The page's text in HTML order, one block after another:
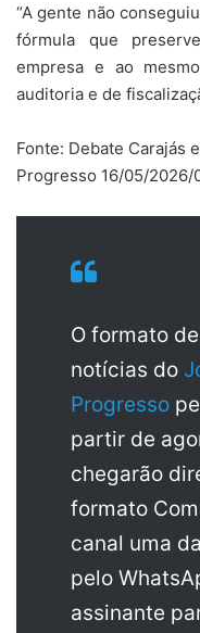
“A gente não
fórmula que
empresa e ao
auditoria e de
Fonte: Debate Carajás
Progresso 16/05/
O formato
notícias do
Progresso
partir de
chegarão
formato
canal uma
pelo
assinante